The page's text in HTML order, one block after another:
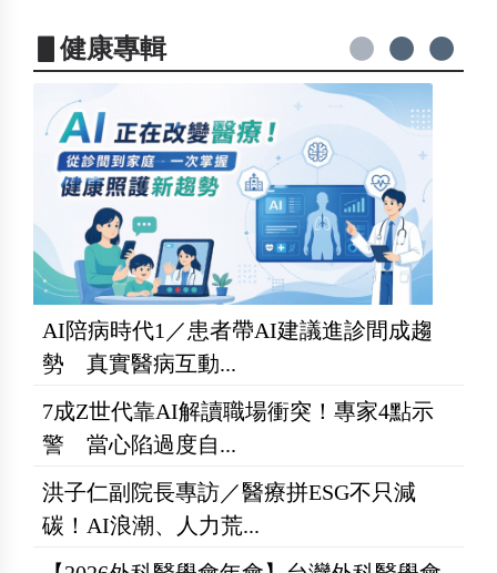
▋健康專輯
AI陪病時代1／患者帶AI建議進診間成趨
勢 真實醫病互動...
7成Z世代靠AI解讀職場衝突！專家4點示
警 當心陷過度自...
洪子仁副院長專訪／醫療拼ESG不只減
碳！AI浪潮、人力荒...